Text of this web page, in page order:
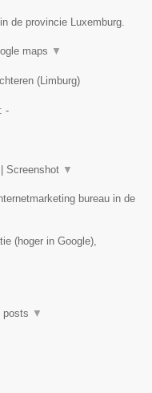
de provincie Luxemburg.
maps ▼
(Limburg)
-
| Screenshot ▼
bureau in de
(hoger in Google),
posts ▼